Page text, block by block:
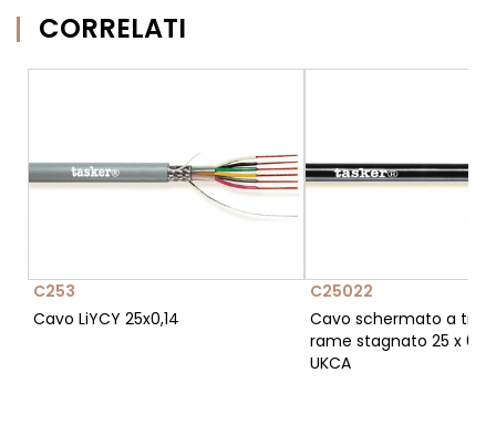
CORRELATI
C253
Cavo LiYCY 25x0,14
C25022
Cavo schermato a
rame stagnato 25 x
UKCA